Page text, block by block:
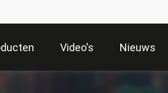
Video's Nieuws